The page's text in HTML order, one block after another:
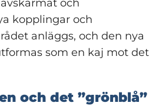
och
kopplingar och
anläggs, och den nya
som en kaj mot det
och det ”grönblå”